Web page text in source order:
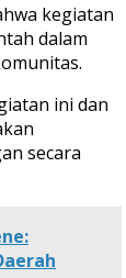
kegiatan
dalam
ini dan
secara